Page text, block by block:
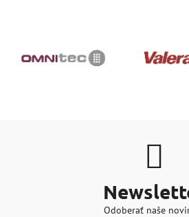
Odoberať naše